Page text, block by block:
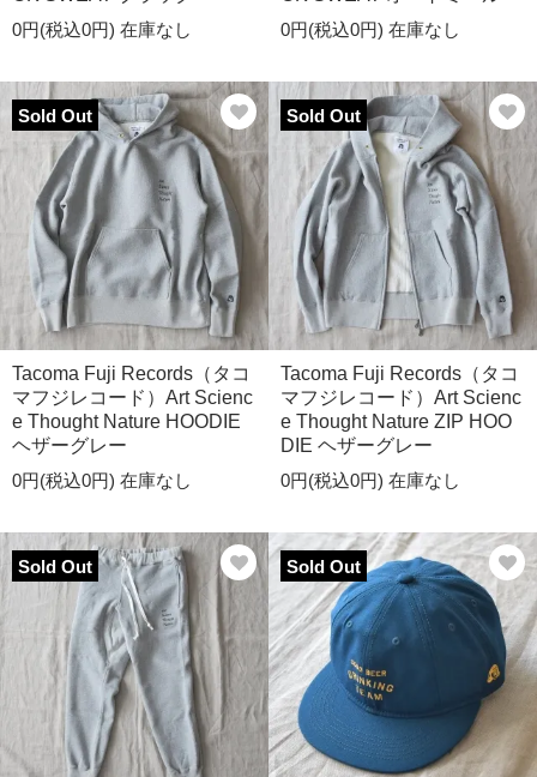
0円(税込0円) 在庫なし
0円(税込0円) 在庫なし
Sold Out
Tacoma Fuji Records（タコ
マフジレコード）Art Scienc
e Thought Nature HOODIE
ヘザーグレー
0円(税込0円) 在庫なし
Sold Out
Tacoma Fuji Records（タコ
マフジレコード）Art Scienc
e Thought Nature ZIP HOO
DIE ヘザーグレー
0円(税込0円) 在庫なし
Sold Out Sold Out